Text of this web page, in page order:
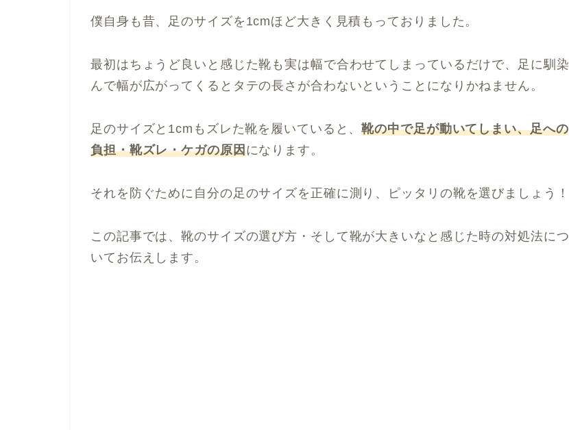
僕自身も昔、足のサイズを1cmほど大きく見積もっておりました。
最初はちょうど良いと感じた靴も実は幅で合わせてしまっているだけで、足に馴染
んで幅が広がってくるとタテの長さが合わないということになりかねません。
足のサイズと1cmもズレた靴を履いていると、靴の中で足が動いてしまい、足への
負担・靴ズレ・ケガの原因になります。
それを防ぐために自分の足のサイズを正確に測り、ピッタリの靴を選びましょう！
この記事では、靴のサイズの選び方・そして靴が大きいなと感じた時の対処法につ
いてお伝えします。